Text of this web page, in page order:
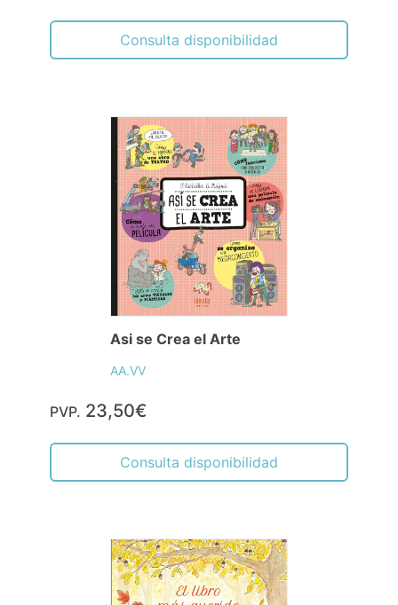
Consulta disponibilidad
Asi se Crea el Arte
AA.VV
PVP. 23,50€
Consulta disponibilidad